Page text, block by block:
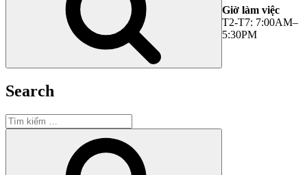
Giờ làm việc
T2-T7: 7:00AM–
5:30PM
Search
Tìm
kiếm: